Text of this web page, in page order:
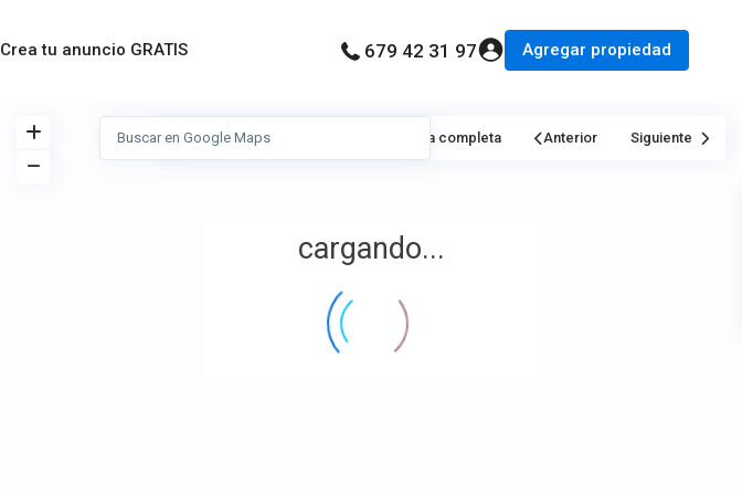
Crea tu anuncio GRATIS 679 42 31 97 Agregar propiedad
cargando...
Ver Mi Ubicación Pantalla completa Anterior Siguiente